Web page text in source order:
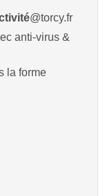
@torcy.fr
anti-virus &
la forme